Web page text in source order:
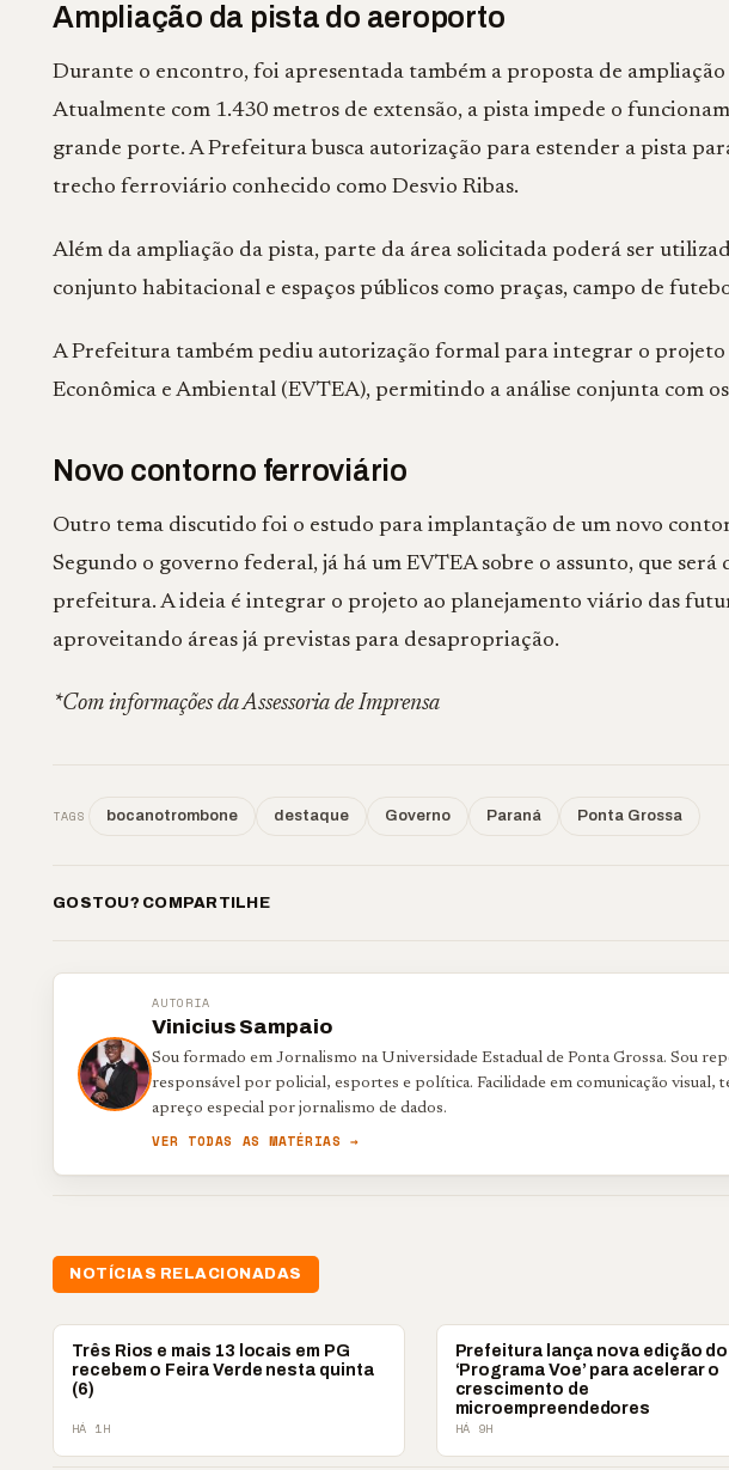
Ampliação da pista do aeroporto
Durante o encontro, foi apresentada também a proposta de
Atualmente com 1.430 metros de extensão, a pista impede o
grande porte. A Prefeitura busca autorização para estender a pista
trecho ferroviário conhecido como Desvio Ribas.
Além da ampliação da pista, parte da área solicitada poderá ser
conjunto habitacional e espaços públicos como praças, campo de
A Prefeitura também pediu autorização formal para integrar o projeto
Econômica e Ambiental (EVTEA), permitindo a análise conjunta com
Novo contorno ferroviário
Outro tema discutido foi o estudo para implantação de um novo
Segundo o governo federal, já há um EVTEA sobre o assunto, que
prefeitura. A ideia é integrar o projeto ao planejamento viário das
aproveitando áreas já previstas para desapropriação.
*Com informações da Assessoria de Imprensa
TAGS bocanotrombone destaque Governo Paraná Ponta Grossa
GOSTOU? COMPARTILHE
AUTORIA
Vinicius Sampaio
Sou formado em Jornalismo na Universidade Estadual de Ponta Grossa. Sou
responsável por policial, esportes e política. Facilidade em comunicação visual,
apreço especial por jornalismo de dados.
VER TODAS AS MATÉRIAS →
NOTÍCIAS RELACIONADAS
PONTA GROSSA
Três Rios e mais 13 locais em PG
recebem o Feira Verde nesta quinta
(6)
HÁ 1H
PONTA GROSSA
Prefeitura lança nova edição do
‘Programa Voe’ para acelerar o
crescimento de
microempreendedores
HÁ 9H